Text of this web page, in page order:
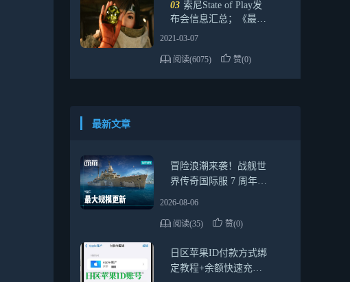
03 索尼State of Play发
布会信息汇总；《最终
幻想7：重制版
2021-03-07
阅读(6075) 赞(0)
最新文章
冒险浪潮来袭！战舰世
界传奇国际服 7 周年最
2026-08-06
阅读(35) 赞(0)
日区苹果ID付款方式绑
定教程+余额快速充值